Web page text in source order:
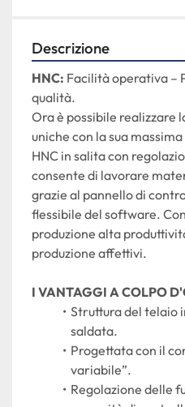
Descrizione
HNC: Facilità operativa –
qualità.
Ora è possibile realizzare
uniche con la sua
HNC in salita con
consente di lavorare
grazie al pannello di
flessibile del software.
produzione alta
produzione affettivi.
I VANTAGGI A COLPO
Struttura del telaio
saldata.
Progettata con il
variabile”.
Regolazione delle